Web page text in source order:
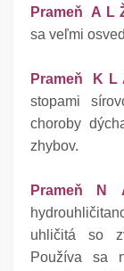
Prameň A L
sa veľmi
Prameň K L
stopami
choroby
zhybov.
Prameň
uhličitá so
Používa sa